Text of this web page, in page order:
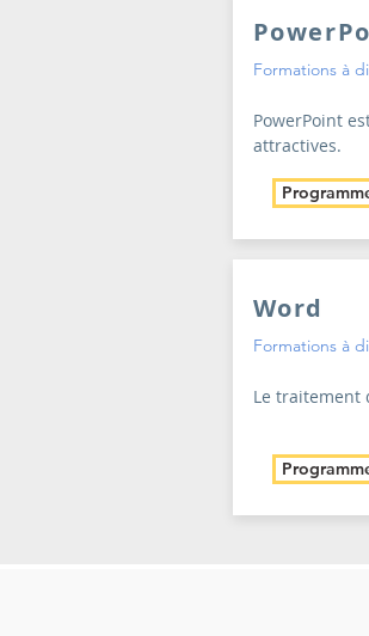
Formations à
PowerPoint
attractives.
Word
Formations à
Le traitement